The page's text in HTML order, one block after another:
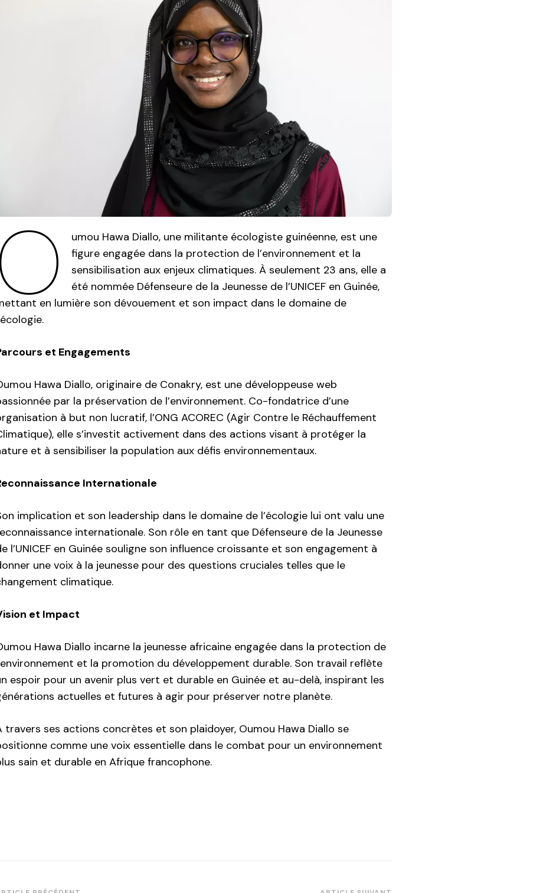
O
umou Hawa Diallo, une militante écologiste guinéenne, est une
figure engagée dans la protection de l’environnement et la
sensibilisation aux enjeux climatiques. À seulement 23 ans, elle a
été nommée Défenseure de la Jeunesse de l’UNICEF en Guinée,
en lumière son dévouement et son impact dans le domaine de
et Engagements
Hawa Diallo, originaire de Conakry, est une développeuse web
par la préservation de l’environnement. Co-fondatrice d’une
à but non lucratif, l’ONG ACOREC (Agir Contre le Réchauffement
elle s’investit activement dans des actions visant à protéger la
et à sensibiliser la population aux défis environnementaux.
Internationale
implication et son leadership dans le domaine de l’écologie lui ont valu une
internationale. Son rôle en tant que Défenseure de la Jeunesse
l’UNICEF en Guinée souligne son influence croissante et son engagement à
une voix à la jeunesse pour des questions cruciales telles que le
climatique.
et Impact
Hawa Diallo incarne la jeunesse africaine engagée dans la protection de
et la promotion du développement durable. Son travail reflète
espoir pour un avenir plus vert et durable en Guinée et au-delà, inspirant les
actuelles et futures à agir pour préserver notre planète.
travers ses actions concrètes et son plaidoyer, Oumou Hawa Diallo se
comme une voix essentielle dans le combat pour un environnement
sain et durable en Afrique francophone.